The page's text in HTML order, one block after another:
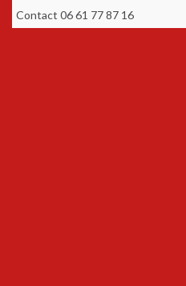
Contact 06 61 77 87 16